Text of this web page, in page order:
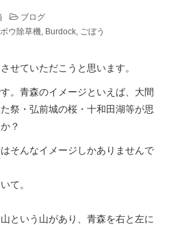
ブログ
ウ除草機 Burdock ごぼう
せていただこうと思います。
。青森のイメージといえば、大間
祭・弘前城の桜・十和田湖等が思
？
そんなイメージしかありませんで
て。
という山があり、青森を右と左に